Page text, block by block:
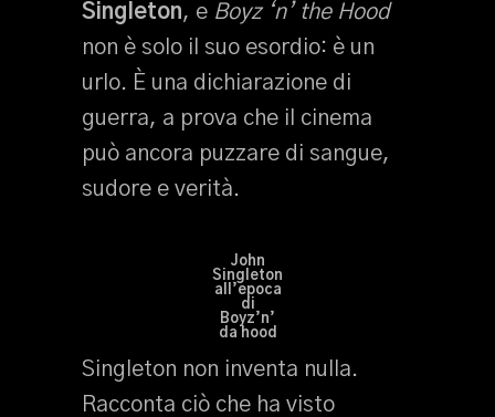
Singleton, e Boyz ‘n’ the Hood
non è solo il suo esordio: è un
urlo. È una dichiarazione di
guerra, a prova che il cinema
può ancora puzzare di sangue,
sudore e verità.
John
Singleton
all’epoca
di
Boyz’n’
da hood
Singleton non inventa nulla.
Racconta ciò che ha visto